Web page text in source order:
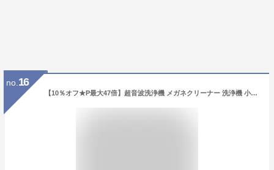
no. 16
【10％オフ★P最大47倍】超音波洗浄機 メガネクリーナー 洗浄機 小型超音波洗浄器 【2025革新的デザイン】 650ml大容量55000Hz強力振動 3段階タイマー機能 眼鏡洗浄機 超音波クリーナー 軽量 小型家用 化粧道具/腕時計バンド/指輪/貴金属